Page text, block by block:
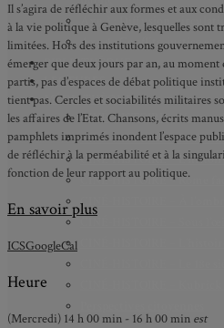
Axe 3 : Diffusion,
Axe 4 : Conflits, justice et
BIBLIOTHÈQUE
LECTURES
MÉDIATHÈQUE
CINÉ-HISTOIRE – Voyage
CINÉ-HISTOIRE – La
CINÉ-HISTOIRE –
CINÉ-HISTOIRE – Rome
CINÉ-HISTOIRE – À
Il s’agira de réfléchir aux formes et aux
à la vie politique à Genève, lesquelles sont
limitées. Hors des institutions
émerger que deux jours par an, au moment
partis, pas d’espaces de débat politique
tient pas. Cercles et sociabilités militaires
les affaires de l’Etat. Chansons, écrits
pamphlets imprimés inondent l’espace
de réfléchir à la perméabilité et à la
fonction de leur rapport au politique.
En savoir plus
ICSGoogleCal
Heure
(Mercredi) 14 h 00 min - 16 h 00 min est